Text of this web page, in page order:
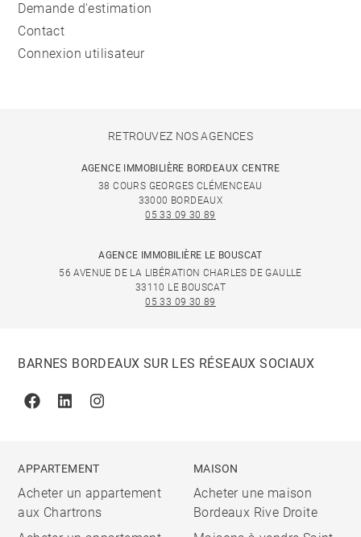
Demande d'estimation
Contact
Connexion utilisateur
RETROUVEZ NOS AGENCES
AGENCE IMMOBILIÈRE BORDEAUX CENTRE
38 COURS GEORGES CLÉMENCEAU
33000 BORDEAUX
05 33 09 30 89
AGENCE IMMOBILIÈRE LE BOUSCAT
56 AVENUE DE LA LIBÉRATION CHARLES DE GAULLE
33110 LE BOUSCAT
05 33 09 30 89
BARNES BORDEAUX SUR LES RÉSEAUX SOCIAUX
FacebookLinkedinInstagram
APPARTEMENT
Acheter un appartement
aux Chartrons
MAISON
Acheter une maison
Bordeaux Rive Droite